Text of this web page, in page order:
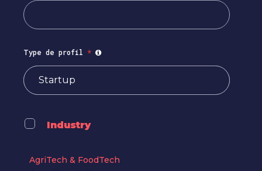
Type de profil *
Industry
AgriTech & FoodTech